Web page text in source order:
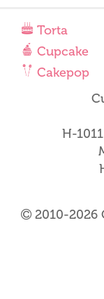
Torta
Cupcake
Cakepop
H-
2010-2026